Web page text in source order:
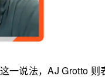
一说法，AJ Grotto